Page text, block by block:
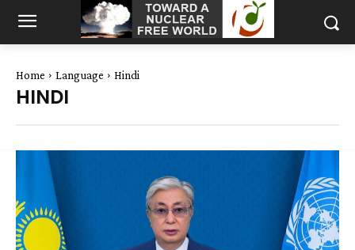
Home Language Hindi
HINDI